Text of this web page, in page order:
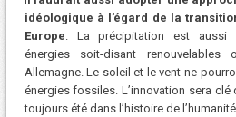
idéologique à l’égard de la
Europe . La précipitation est aussi
énergies soit-disant
Allemagne. Le soleil et le vent ne
énergies fossiles. L’innovation sera clé
toujours été dans l’histoire de